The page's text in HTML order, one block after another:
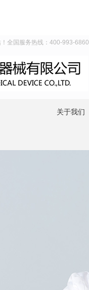
全国服务热线：400-993-6860
关于我们